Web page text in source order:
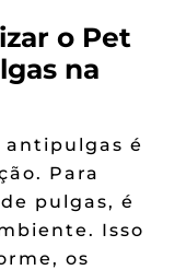
o Pet
na
é
Para
pulgas, é
Isso
os